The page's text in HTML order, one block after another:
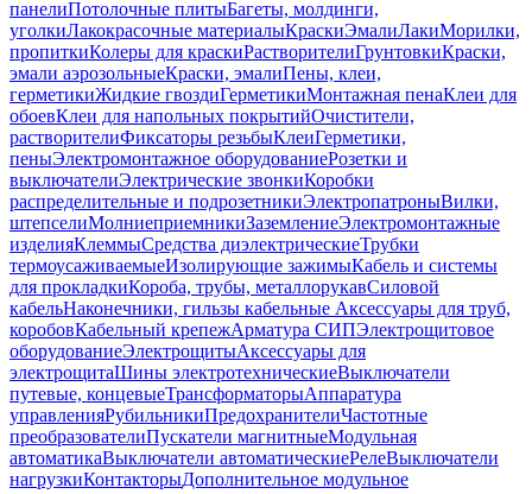
панелиПотолочные плитыБагеты, молдинги,
уголкиЛакокрасочные материалыКраскиЭмалиЛакиМорилки,
пропиткиКолеры для краскиРастворителиГрунтовкиКраски,
эмали аэрозольныеКраски, эмалиПены, клеи,
герметикиЖидкие гвоздиГерметикиМонтажная пенаКлеи для
обоевКлеи для напольных покрытийОчистители,
растворителиФиксаторы резьбыКлеиГерметики,
пеныЭлектромонтажное оборудованиеРозетки и
выключателиЭлектрические звонкиКоробки
распределительные и подрозетникиЭлектропатроныВилки,
штепселиМолниеприемникиЗаземлениеЭлектромонтажные
изделияКлеммыСредства диэлектрическиеТрубки
термоусаживаемыеИзолирующие зажимыКабель и системы
для прокладкиКороба, трубы, металлорукавСиловой
кабельНаконечники, гильзы кабельные Аксессуары для труб,
коробовКабельный крепежАрматура СИПЭлектрощитовое
оборудованиеЭлектрощитыАксессуары для
электрощитаШины электротехническиеВыключатели
путевые, концевыеТрансформаторыАппаратура
управленияРубильникиПредохранителиЧастотные
преобразователиПускатели магнитныеМодульная
автоматикаВыключатели автоматическиеРелеВыключатели
нагрузкиКонтакторыДополнительное модульное